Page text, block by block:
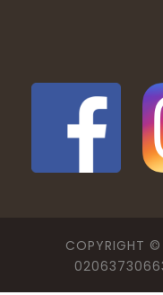
COPYRIGHT